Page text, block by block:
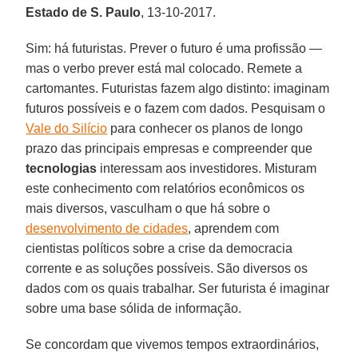
Estado de S. Paulo, 13-10-2017.
Sim: há futuristas. Prever o futuro é uma profissão —
mas o verbo prever está mal colocado. Remete a
cartomantes. Futuristas fazem algo distinto: imaginam
futuros possíveis e o fazem com dados. Pesquisam o
Vale do Silício para conhecer os planos de longo
prazo das principais empresas e compreender que
tecnologias interessam aos investidores. Misturam
este conhecimento com relatórios econômicos os
mais diversos, vasculham o que há sobre o
desenvolvimento de cidades, aprendem com
cientistas políticos sobre a crise da democracia
corrente e as soluções possíveis. São diversos os
dados com os quais trabalhar. Ser futurista é imaginar
sobre uma base sólida de informação.
Se concordam que vivemos tempos extraordinários,